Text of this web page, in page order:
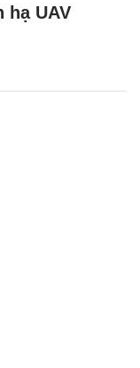
hạ UAV